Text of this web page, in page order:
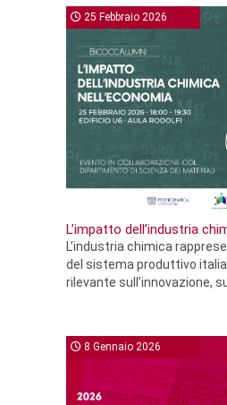
25 Febbraio 2026
L’impatto dell’industria
L’industria chimica
del sistema produttivo
rilevante sull’innovazione,
8 Gennaio 2026